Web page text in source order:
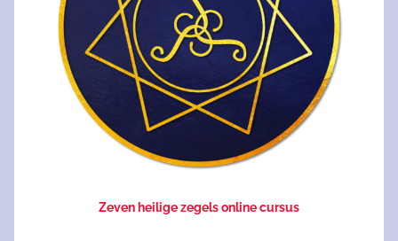
Zeven heilige zegels online cursus